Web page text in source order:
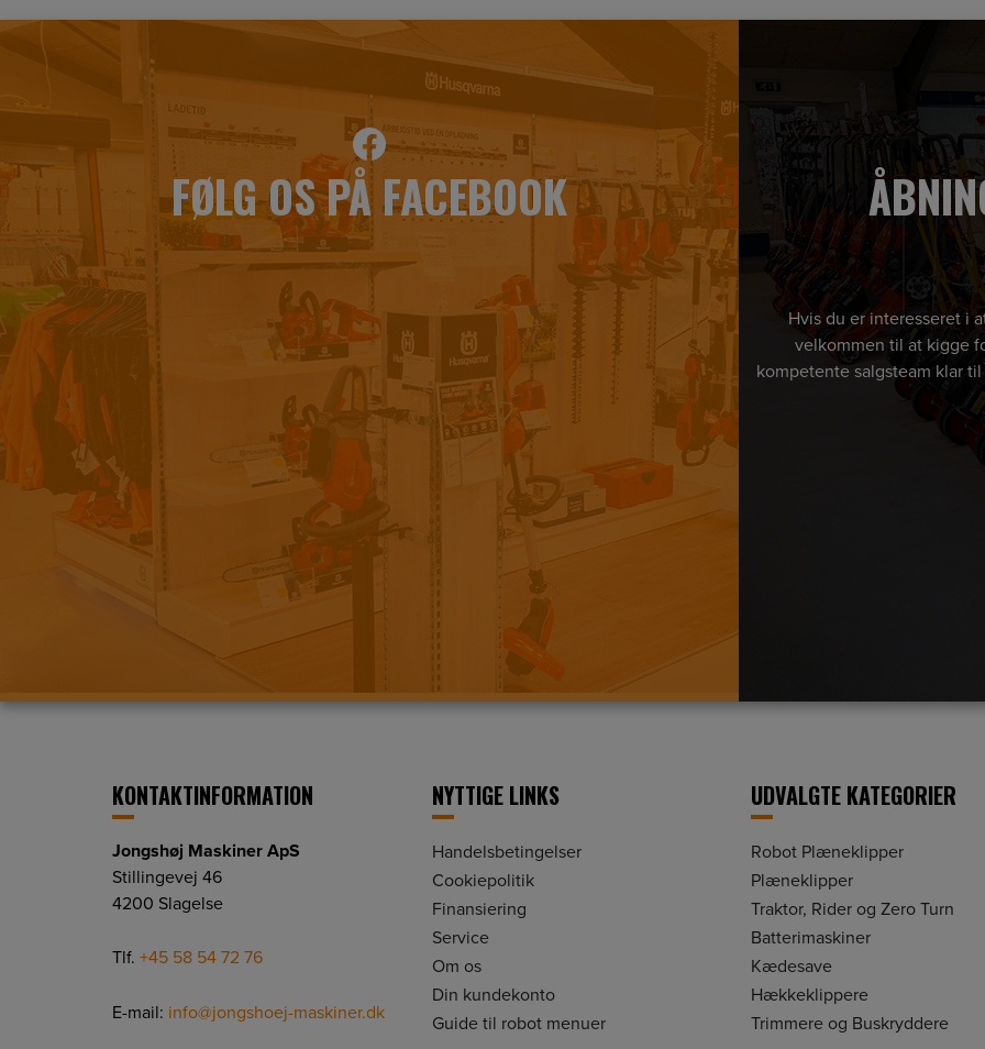
FØLG OS PÅ FACEBOOK
Hvis du er interesseret i
velkommen til at kigge
kompetente salgsteam klar
KONTAKTINFORMATION
Jongshøj Maskiner ApS
Stillingevej 46
4200 Slagelse
Tlf. +45 58 54 72 76
E-mail: info@jongshoej-maskiner.dk
NYTTIGE LINKS
Handelsbetingelser
Cookiepolitik
Finansiering
Service
Om os
Din kundekonto
Guide til robot menuer
UDVALGTE KATEGORIER
Robot Plæneklipper
Plæneklipper
Traktor, Rider og Zero Turn
Batterimaskiner
Kædesave
Hækkeklippere
Trimmere og Buskryddere